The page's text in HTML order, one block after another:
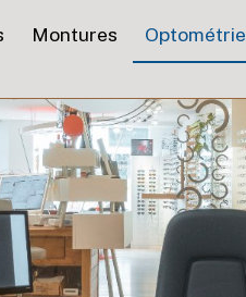
Montures Optométrie